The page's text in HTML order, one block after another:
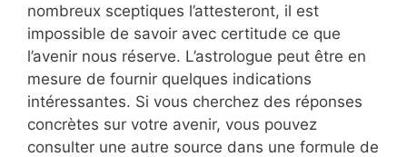
nombreux sceptiques l’attesteront, il est
impossible de savoir avec certitude ce que
l’avenir nous réserve. L’astrologue peut être en
mesure de fournir quelques indications
intéressantes. Si vous cherchez des réponses
concrètes sur votre avenir, vous pouvez
consulter une autre source dans une formule de